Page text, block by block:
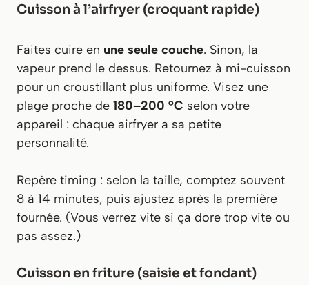
Cuisson à l’airfryer (croquant rapide)
Faites cuire en une seule couche. Sinon, la
vapeur prend le dessus. Retournez à mi-cuisson
pour un croustillant plus uniforme. Visez une
plage proche de 180–200 °C selon votre
appareil : chaque airfryer a sa petite
personnalité.
Repère timing : selon la taille, comptez souvent
8 à 14 minutes, puis ajustez après la première
fournée. (Vous verrez vite si ça dore trop vite ou
pas assez.)
Cuisson en friture (saisie et fondant)